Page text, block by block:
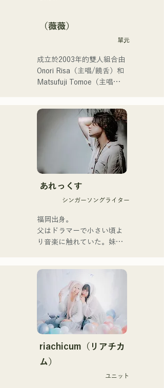
（薇薇）
單元
成立於2003年的雙人組合由
Onori Risa（主唱/饒舌）和
Matsufuji Tomoe（主唱）
嗓音，傳遞著直白而有力的
信息，輕輕觸動著聽眾的心
她們於2025年1月23日發行
首支單曲《Zatsuni
Tamede》，正式出道。
原聲、伴奏和樂隊編曲。
她們的錄音和現場演出得到
meow樂團的Taisei（鼓
手）、the perfect me樂團
的Yuya Suehiro（吉他）以
及xanadoo樂團的S0.
（Banus）的支持。
【新單曲】
她們的新歌《The World is
Love》將於2025年6月25日
あれっくす
シンガーソングライター
福岡出身。
父はドラマーで小さい頃よ
り音楽に触れていた。妹
家族で音楽を楽しむミュー
ジックファミリー。
10代後半にアメリカへ4年
半留学。
現在はLOVE FMの"music
×serendipity"でラジオDJを
務める。
デルやタレントとしても活
躍中。世界的有名なオーデ
riachicum（リアチカ
ム）
ユニット